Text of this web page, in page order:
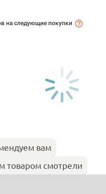
на следующие покупки
вам
товаром смотрели